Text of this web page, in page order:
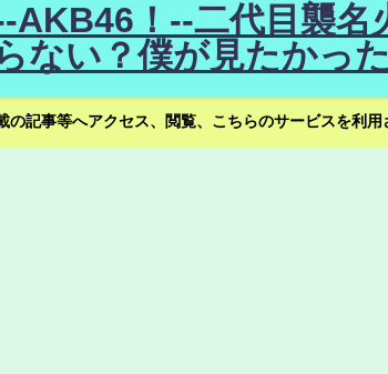
AKB46！--二代目襲
ない？僕が見たかっ
の記事等へアクセス、閲覧、こちらのサービスを利